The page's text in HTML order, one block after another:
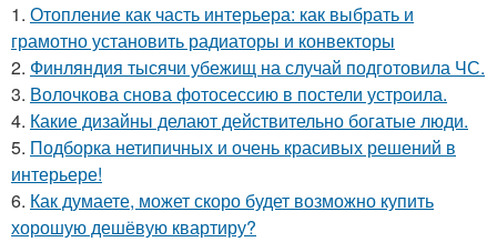
1. Отопление как часть интерьера: как выбрать и
грамотно установить радиаторы и конвекторы
2. Финляндия тысячи убежищ на случай подготовила ЧС.
3. Волочкова снова фотосессию в постели устроила.
4. Какие дизайны делают действительно богатые люди.
5. Подборка нетипичных и очень красивых решений в
интерьере!
6. Как думаете, может скоро будет возможно купить
хорошую дешёвую квартиру?